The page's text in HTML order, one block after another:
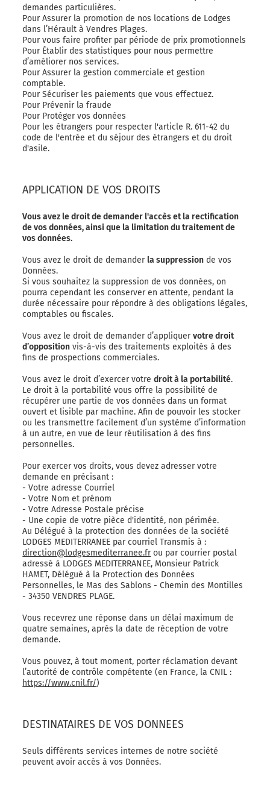
demandes particulières.
Pour Assurer la promotion de nos locations de Lodges
dans l’Hérault à Vendres Plages.
Pour vous faire profiter par période de prix promotionnels
Pour Établir des statistiques pour nous permettre
d’améliorer nos services.
Pour Assurer la gestion commerciale et gestion
comptable.
Pour Sécuriser les paiements que vous effectuez.
Pour Prévenir la fraude
Pour Protéger vos données
Pour les étrangers pour respecter l'article R. 611-42 du
code de l'entrée et du séjour des étrangers et du droit
d'asile.
APPLICATION DE VOS DROITS
Vous avez le droit de demander l'accès et la rectification
de vos données, ainsi que la limitation du traitement de
vos données.
Vous avez le droit de demander la suppression de vos
Données.
Si vous souhaitez la suppression de vos données, on
pourra cependant les conserver en attente, pendant la
durée nécessaire pour répondre à des obligations légales,
comptables ou fiscales.
Vous avez le droit de demander d’appliquervotre droit
d’opposition vis-à-vis des traitements exploités à des
fins de prospections commerciales.
Vous avez le droit d’exercer votredroit à la portabilité.
Le droit à la portabilité vous offre la possibilité de
récupérer une partie de vos données dans un format
ouvert et lisible par machine. Afin de pouvoir les stocker
ou les transmettre facilement d’un système d’information
à un autre, en vue de leur réutilisation à des fins
personnelles.
Pour exercer vos droits, vous devez adresser votre
demande en précisant :
- Votre adresse Courriel
- Votre Nom et prénom
- Votre Adresse Postale précise
- Une copie de votre pièce d'identité, non périmée.
Au Délégué à la protection des données de la société
LODGES MEDITERRANEE par courriel Transmis à :
direction@lodgesmediterranee.frou par courrier postal
adressé à LODGES MEDITERRANEE, Monsieur Patrick
HAMET, Délégué à la Protection des Données
Personnelles, le Mas des Sablons - Chemin des Montilles
- 34350 VENDRES PLAGE.
Vous recevrez une réponse dans un délai maximum de
quatre semaines, après la date de réception de votre
demande.
Vous pouvez, à tout moment, porter réclamation devant
l’autorité de contrôle compétente (en France, la CNIL :
https://www.cnil.fr/)
DESTINATAIRES DE VOS DONNEES
Seuls différents services internes de notre société
peuvent avoir accès à vos Données.